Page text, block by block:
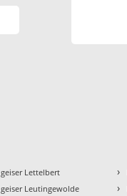
Lettelbert
Leutingewolde
›
›